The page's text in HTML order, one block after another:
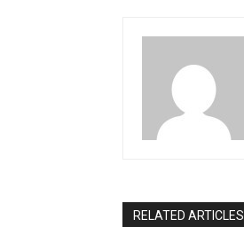
RELATED ARTICLES